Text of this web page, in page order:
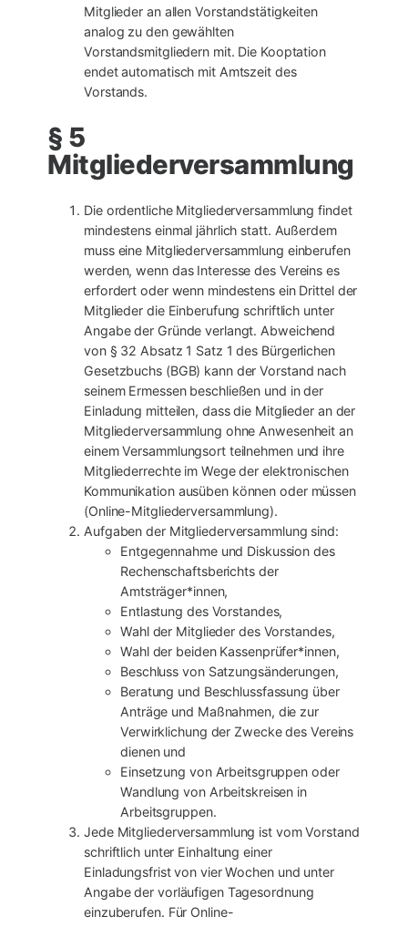
Mitglieder an allen Vorstandstätigkeiten
analog zu den gewählten
Vorstandsmitgliedern mit. Die Kooptation
endet automatisch mit Amtszeit des
Vorstands.
§ 5
Mitgliederversammlung
Die ordentliche Mitgliederversammlung findet
mindestens einmal jährlich statt. Außerdem
muss eine Mitgliederversammlung einberufen
werden, wenn das Interesse des Vereins es
erfordert oder wenn mindestens ein Drittel der
Mitglieder die Einberufung schriftlich unter
Angabe der Gründe verlangt. Abweichend
von § 32 Absatz 1 Satz 1 des Bürgerlichen
Gesetzbuchs (BGB) kann der Vorstand nach
seinem Ermessen beschließen und in der
Einladung mitteilen, dass die Mitglieder an der
Mitgliederversammlung ohne Anwesenheit an
einem Versammlungsort teilnehmen und ihre
Mitgliederrechte im Wege der elektronischen
Kommunikation ausüben können oder müssen
(Online-Mitgliederversammlung).
Aufgaben der Mitgliederversammlung sind:
Entgegennahme und Diskussion des
Rechenschaftsberichts der
Amtsträger*innen,
Entlastung des Vorstandes,
Wahl der Mitglieder des Vorstandes,
Wahl der beiden Kassenprüfer*innen,
Beschluss von Satzungsänderungen,
Beratung und Beschlussfassung über
Anträge und Maßnahmen, die zur
Verwirklichung der Zwecke des Vereins
dienen und
Einsetzung von Arbeitsgruppen oder
Wandlung von Arbeitskreisen in
Arbeitsgruppen.
Jede Mitgliederversammlung ist vom Vorstand
schriftlich unter Einhaltung einer
Einladungsfrist von vier Wochen und unter
Angabe der vorläufigen Tagesordnung
einzuberufen. Für Online-